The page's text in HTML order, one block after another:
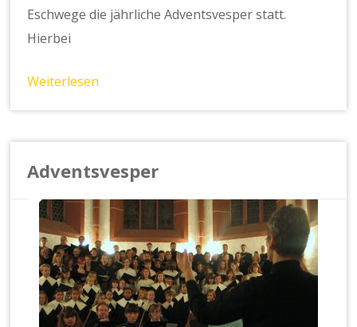
Eschwege die jährliche Adventsvesper statt.
Hierbei
Weiterlesen
Adventsvesper